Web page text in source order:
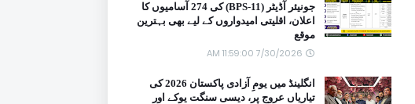
جونیئر آڈیٹر (BPS-11) کی 274 آسامیوں کا
اعلان، اقلیتی امیدواروں کے لیے بھی بہترین
موقع
7/30/2026 11:59:00 AM
انگلینڈ میں یومِ آزادی پاکستان 2026 کی
تیاریاں عروج پر، دیسی سنگت یوکے اور